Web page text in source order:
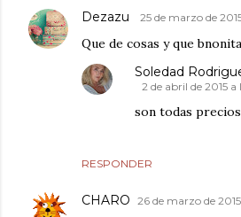
Dezazu 25 de marzo de
Que de cosas y que
RESPONDER
Soledad
2 de abril de 2015 a
son todas
CHARO 26 de marzo de 2015